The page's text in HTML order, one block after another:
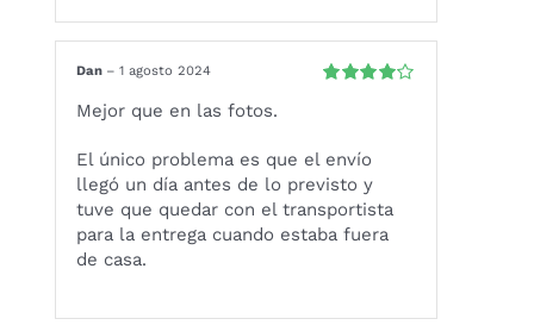
con5de 5
Dan – 1 agosto 2024
Mejor que en las fotos.
El único problema es que el envío
llegó un día antes de lo previsto y
tuve que quedar con el transportista
para la entrega cuando estaba fuera
de casa.